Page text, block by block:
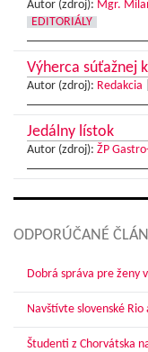
Autor (zdroj): Mgr.
EDITORIÁLY
Výherca súťažnej
Autor (zdroj): Redakcia
Jedálny lístok
Autor (zdroj): ŽP
ODPORÚČANÉ
Dobrá správa pre ženy
Navštívte slovenské
Študenti z Chorvátska